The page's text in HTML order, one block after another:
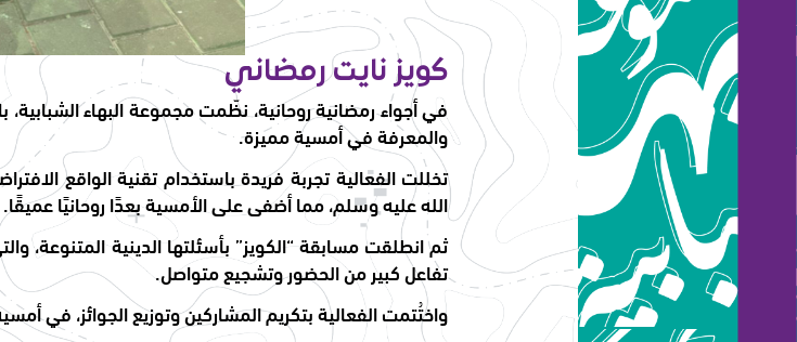
كويز نايت رمضاني
في أجواء رمضانية روحانية، نظّمت مجموعة البهاء
والمعرفة في أمسية مميزة.
الله عليه وسلم، مما أضفى على الأمسية بعدًا روحانيًا عميقًا.
ثم انطلقت مسابقة “الكويز” بأسئلتها الدينية
تفاعل كبير من الحضور وتشجيع متواصل.
واختُتمت الفعالية بتكريم المشاركين وتوزيع الجوائز، في